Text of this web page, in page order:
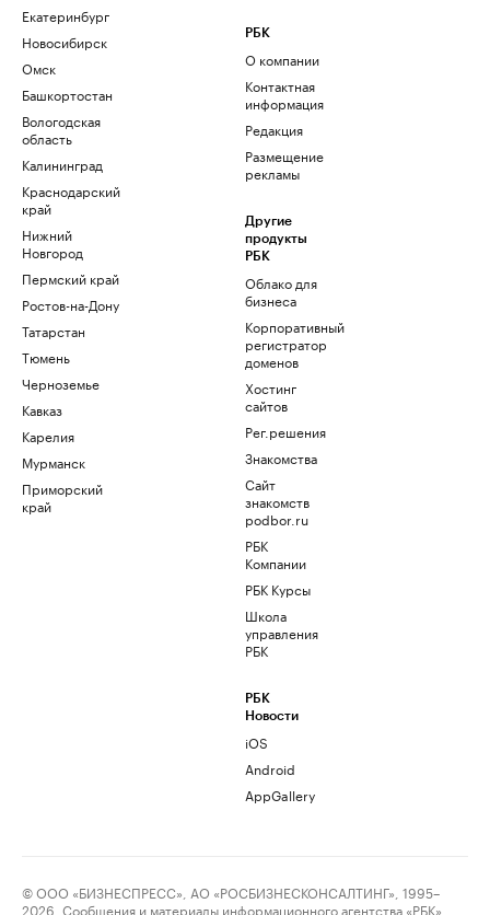
Екатеринбург
Новосибирск
Омск
Башкортостан
Вологодская
область
Калининград
Краснодарский
край
Нижний
Новгород
Пермский край
Ростов-на-Дону
Татарстан
Тюмень
Черноземье
Кавказ
Карелия
Мурманск
Приморский
край
РБК
О компании
Контактная
информация
Редакция
Размещение
рекламы
Другие
продукты
РБК
Облако для
бизнеса
Корпоративный
регистратор
доменов
Хостинг
сайтов
Рег.решения
Знакомства
Сайт
знакомств
podbor.ru
РБК
Компании
РБК Курсы
Школа
управления
РБК
РБК
Новости
iOS
Android
AppGallery
© ООО «БИЗНЕСПРЕСС», АО «РОСБИЗНЕСКОНСАЛТИНГ», 1995–
2026. Сообщения и материалы информационного агентства «РБК»